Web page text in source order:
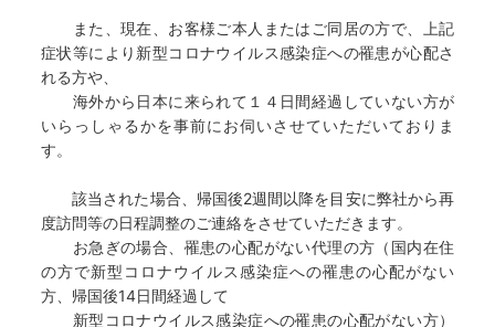
また、現在、お客様ご本人またはご同居の方で、上記
症状等により新型コロナウイルス感染症への罹患が心配さ
れる方や、
海外から日本に来られて１４日間経過していない方が
いらっしゃるかを事前にお伺いさせていただいておりま
す。
該当された場合、帰国後2週間以降を目安に弊社から再
度訪問等の日程調整のご連絡をさせていただきます。
お急ぎの場合、罹患の心配がない代理の方（国内在住
の方で新型コロナウイルス感染症への罹患の心配がない
方、帰国後14日間経過して
新型コロナウイルス感染症への罹患の心配がない方）